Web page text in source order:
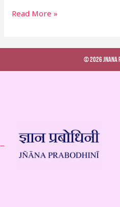
Read More »
© 2026 Jnana